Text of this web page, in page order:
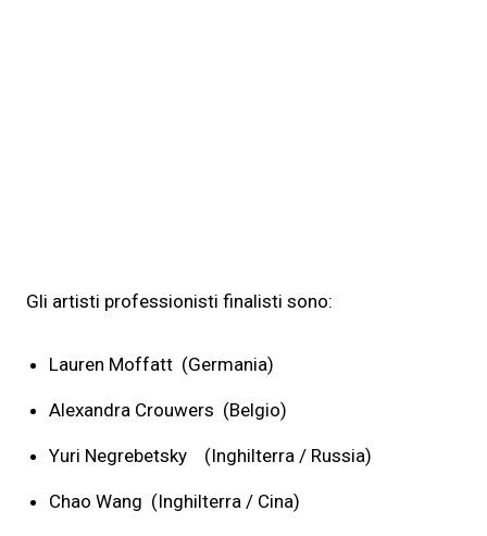
Gli artisti professionisti finalisti sono:
Lauren Moffatt (Germania)
Alexandra Crouwers (Belgio)
Yuri Negrebetsky (Inghilterra / Russia)
Chao Wang (Inghilterra / Cina)